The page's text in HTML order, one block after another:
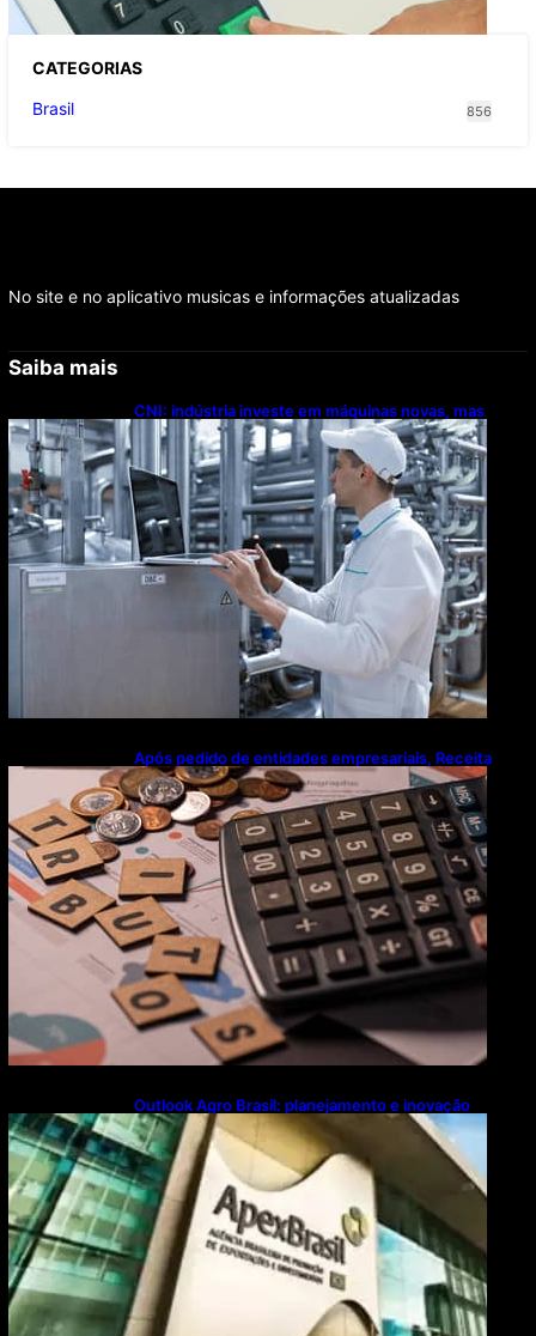
CATEGORIAS
Brasil
856
No site e no aplicativo musicas e informações atualizadas
Saiba mais
CNI: indústria investe em máquinas novas, mas
modernização tecnológica avança lentamente
Após pedido de entidades empresariais, Receita
flexibiliza regras da Reforma Tributária
Outlook Agro Brasil: planejamento e inovação
pautam debates sobre futuro do agronegócio